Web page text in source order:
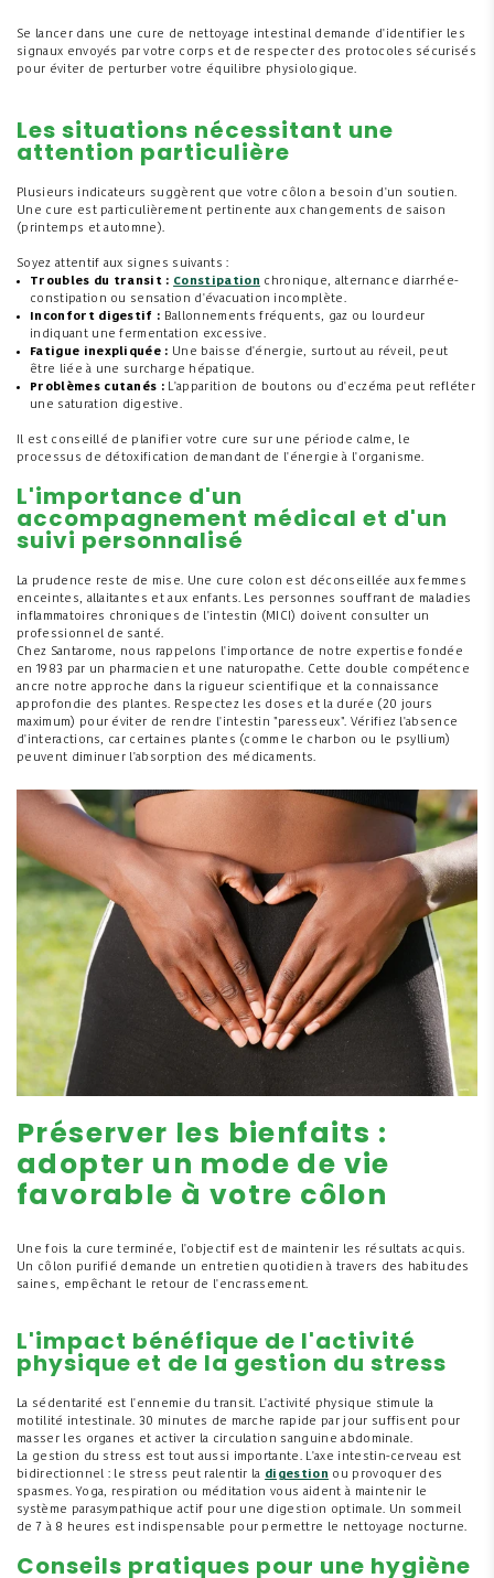
Se lancer dans une cure de nettoyage intestinal demande d'identifier les
signaux envoyés par votre corps et de respecter des protocoles sécurisés
pour éviter de perturber votre équilibre physiologique.
Les situations nécessitant une
attention particulière
Plusieurs indicateurs suggèrent que votre côlon a besoin d'un soutien.
Une cure est particulièrement pertinente aux changements de saison
(printemps et automne).
Soyez attentif aux signes suivants :
Troubles du transit : Constipation chronique, alternance diarrhée-
constipation ou sensation d'évacuation incomplète.
Inconfort digestif : Ballonnements fréquents, gaz ou lourdeur
indiquant une fermentation excessive.
Fatigue inexpliquée : Une baisse d'énergie, surtout au réveil, peut
être liée à une surcharge hépatique.
Problèmes cutanés : L'apparition de boutons ou d'eczéma peut refléter
une saturation digestive.
Il est conseillé de planifier votre cure sur une période calme, le
processus de détoxification demandant de l'énergie à l'organisme.
L'importance d'un
accompagnement médical et d'un
suivi personnalisé
La prudence reste de mise. Une cure colon est déconseillée aux femmes
enceintes, allaitantes et aux enfants. Les personnes souffrant de maladies
inflammatoires chroniques de l'intestin (MICI) doivent consulter un
professionnel de santé.
Chez Santarome, nous rappelons l'importance de notre expertise fondée
en 1983 par un pharmacien et une naturopathe. Cette double compétence
ancre notre approche dans la rigueur scientifique et la connaissance
approfondie des plantes. Respectez les doses et la durée (20 jours
maximum) pour éviter de rendre l'intestin "paresseux". Vérifiez l'absence
d'interactions, car certaines plantes (comme le charbon ou le psyllium)
peuvent diminuer l'absorption des médicaments.
Préserver les bienfaits :
adopter un mode de vie
favorable à votre côlon
Une fois la cure terminée, l'objectif est de maintenir les résultats acquis.
Un côlon purifié demande un entretien quotidien à travers des habitudes
saines, empêchant le retour de l'encrassement.
L'impact bénéfique de l'activité
physique et de la gestion du stress
La sédentarité est l'ennemie du transit. L'activité physique stimule la
motilité intestinale. 30 minutes de marche rapide par jour suffisent pour
masser les organes et activer la circulation sanguine abdominale.
La gestion du stress est tout aussi importante. L'axe intestin-cerveau est
bidirectionnel : le stress peut ralentir la digestion ou provoquer des
spasmes. Yoga, respiration ou méditation vous aident à maintenir le
système parasympathique actif pour une digestion optimale. Un sommeil
de 7 à 8 heures est indispensable pour permettre le nettoyage nocturne.
Conseils pratiques pour une hygiène